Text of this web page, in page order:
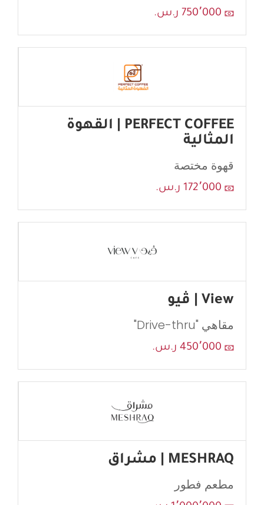
750٬000 ر.س.
PERFECT COFFEE | القهوة
المثالية
قهوة مختصة
172٬000 ر.س.
View | ڤيو
مقاهي "Drive-thru"
450٬000 ر.س.
MESHRAQ | مشراق
مطعم فطور